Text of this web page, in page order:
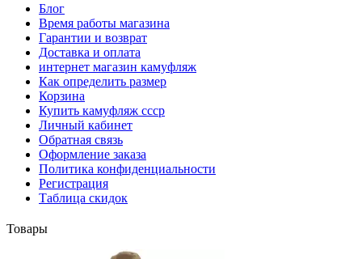
Блог
Время работы магазина
Гарантии и возврат
Доставка и оплата
интернет магазин камуфляж
Как определить размер
Корзина
Купить камуфляж ссср
Личный кабинет
Обратная связь
Оформление заказа
Политика конфиденциальности
Регистрация
Таблица скидок
Товары